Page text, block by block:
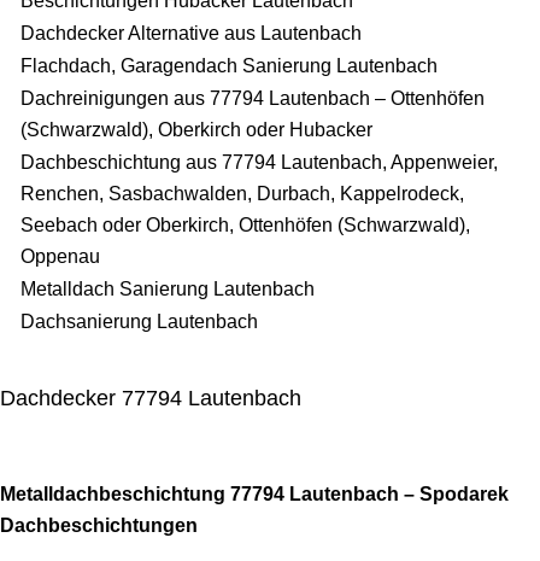
Dachdecker Alternative aus Lautenbach
Flachdach, Garagendach Sanierung Lautenbach
Dachreinigungen aus 77794 Lautenbach – Ottenhöfen
(Schwarzwald), Oberkirch oder Hubacker
Dachbeschichtung aus 77794 Lautenbach, Appenweier,
Renchen, Sasbachwalden, Durbach, Kappelrodeck,
Seebach oder Oberkirch, Ottenhöfen (Schwarzwald),
Oppenau
Metalldach Sanierung Lautenbach
Dachsanierung Lautenbach
Dachdecker 77794 Lautenbach
Metalldachbeschichtung 77794 Lautenbach – Spodarek
Dachbeschichtungen